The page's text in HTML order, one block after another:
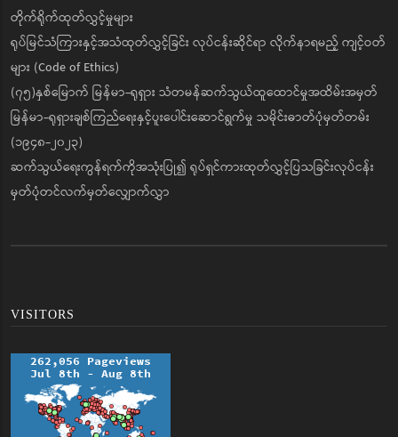
တိုက်ရိုက်ထုတ်လွှင့်မှုများ
ရုပ်မြင်သံကြားနှင့်အသံထုတ်လွှင့်ခြင်း လုပ်ငန်းဆိုင်ရာ လိုက်နာရမည့် ကျင့်ဝတ်
များ (Code of Ethics)
(၇၅)နှစ်မြောက် မြန်မာ-ရုရှား သံတမန်ဆက်သွယ်ထူထောင်မှုအထိမ်းအမှတ်
မြန်မာ-ရုရှားချစ်ကြည်ရေးနှင့်ပူးပေါင်းဆောင်ရွက်မှု သမိုင်းဓာတ်ပုံမှတ်တမ်း
(၁၉၄၈-၂၀၂၃)
ဆက်သွယ်ရေးကွန်ရက်ကိုအသုံးပြု၍ ရုပ်ရှင်ကားထုတ်လွှင့်ပြသခြင်းလုပ်ငန်း
မှတ်ပုံတင်လက်မှတ်လျှောက်လွှာ
VISITORS